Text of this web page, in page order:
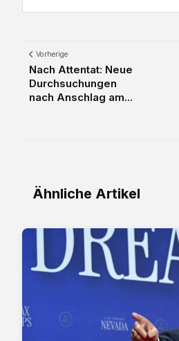
Vorherige
Nach Attentat: Neue
Durchsuchungen
nach Anschlag am...
Ähnliche Artikel